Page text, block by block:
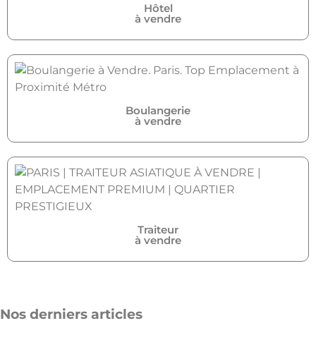
Hôtel
à vendre
Boulangerie
à vendre
Traiteur
à vendre
Nos derniers articles